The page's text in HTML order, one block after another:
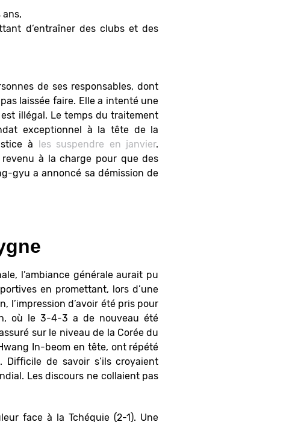
d’entraîner des clubs et des
de ses responsables, dont
laissée faire. Elle a intenté une
illégal. Le temps du traitement
exceptionnel à la tête de la
à
les suspendre en janvier.
à la charge pour que des
gyu a annoncé sa démission de
l’ambiance générale aurait pu
en promettant, lors d’une
l’impression d’avoir été pris pour
où le 3-4-3 a de nouveau été
sur le niveau de la Corée du
In-beom en tête, ont répété
Difficile de savoir s’ils croyaient
Les discours ne collaient pas
face à la Tchéquie (2-1). Une